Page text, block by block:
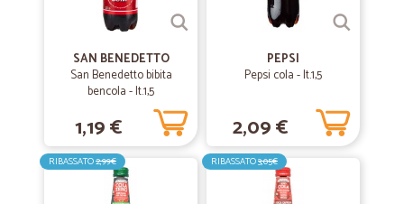
SAN BENEDETTO
San Benedetto bibita
bencola - lt.1,5
1,19 €
PEPSI
Pepsi cola - lt.1,5
2,09 €
RIBASSATO2,99€ RIBASSATO3,05€